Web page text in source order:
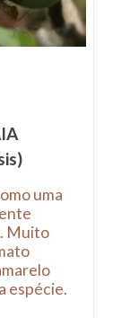
uma
Muito
espécie.